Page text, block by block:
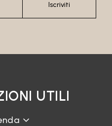
Iscriviti
UTILI